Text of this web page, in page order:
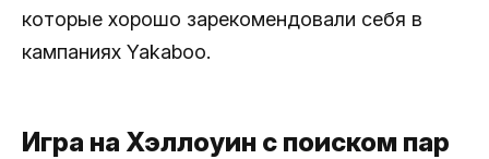
которые хорошо зарекомендовали себя в
кампаниях Yakaboo.
Игра на Хэллоуин с поиском пар